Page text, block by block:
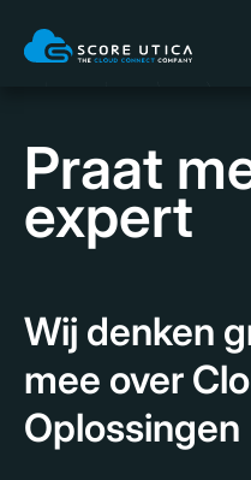
Praat
expert
Wij denken
mee over
Oplossingen